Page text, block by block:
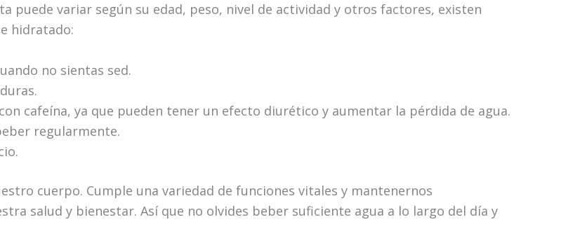
puede variar según su edad, peso, nivel de actividad y otros factores, existen
hidratado:
no sientas sed.
cafeína, ya que pueden tener un efecto diurético y aumentar la pérdida de agua.
regularmente.
cuerpo. Cumple una variedad de funciones vitales y mantenernos
salud y bienestar. Así que no olvides beber suficiente agua a lo largo del día y